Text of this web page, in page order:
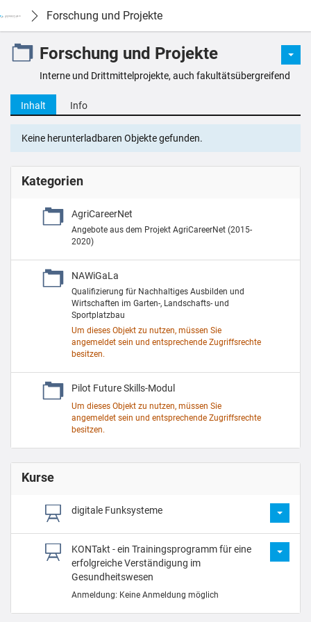
Forschung und Projekte
Forschung und Projekte
Interne und Drittmittelprojekte, auch fakultätsübergreifend
Inhalt Info
Keine herunterladbaren Objekte gefunden.
Kategorien
AgriCareerNet
Angebote aus dem Projekt AgriCareerNet (2015-
2020)
NAWiGaLa
Qualifizierung für Nachhaltiges Ausbilden und
Wirtschaften im Garten-, Landschafts- und
Sportplatzbau
Um dieses Objekt zu nutzen, müssen Sie
angemeldet sein und entsprechende Zugriffsrechte
besitzen.
Pilot Future Skills-Modul
Um dieses Objekt zu nutzen, müssen Sie
angemeldet sein und entsprechende Zugriffsrechte
besitzen.
Kurse
digitale Funksysteme
KONTakt - ein Trainingsprogramm für eine
erfolgreiche Verständigung im
Gesundheitswesen
Anmeldung: Keine Anmeldung möglich